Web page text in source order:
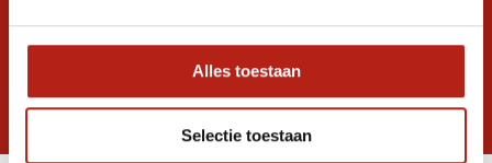
Alles toestaan
Selectie toestaan
promoties
* Lees hier de wettelijke beperkingen